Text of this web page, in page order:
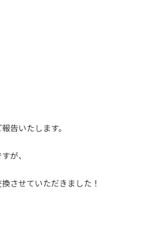
告いたします。
が、
させていただきました！